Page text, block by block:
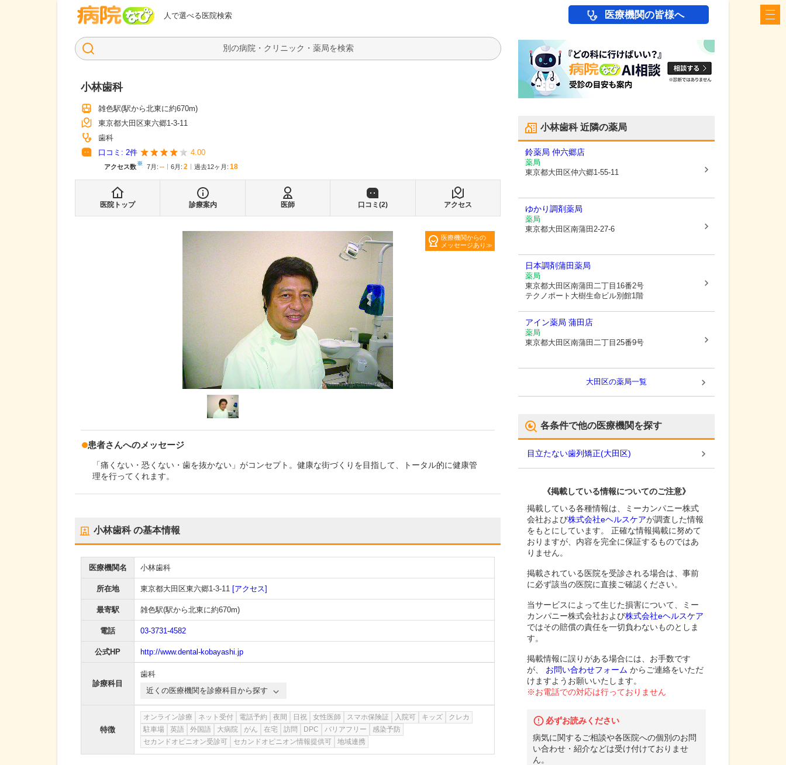
人で選べる医院検索
病院なび 医療機関の皆様へ
検索
小林歯科
雑色駅(駅から北東に約670m)
東京都大田区東六郷1-3-11
歯科
口コミ: 2件 4.00
アクセス数※ 7月 : -- 6月 : 2 過去12ヶ月: 18
医院トップ 診療案内 医師 口コミ(2) アクセス
医療機関からの
メッセージあり
患者さんへのメッセージ
「痛くない・恐くない・歯を抜かない」がコンセプト。健康な街づくりを目指して、トータル的に健康管
理を行ってくれます。
小林歯科の基本情報
医療機関名 小林歯科
所在地 東京都大田区東六郷1-3-11 [アクセス]
最寄駅 雑色駅(駅から北東に約670m)
電話 03-3731-4582
公式HP http://www.dental-kobayashi.jp
診療科目
歯科
近くの医療機関を診療科目から探す
特徴
オンライン診療 ネット受付 電話予約 夜間 日祝 女性医師 スマホ保険証 入院可 キッズ
クレカ
駐車場
英語 外国語 大病院 がん 在宅 訪問 DPC バリアフリー
感染予防
セカンドオピニオン受診可
セカンドオピニオン情報提供可 地域連携
小林歯科近隣の薬局
鈴薬局 仲六郷店
薬局
東京都大田区仲六郷1-55-11
ゆかり調剤薬局
薬局
東京都大田区南蒲田2-27-6
日本調剤蒲田薬局
薬局
東京都大田区南蒲田二丁目16番2号
テクノポート大樹生命ビル別館1階
アイン薬局 蒲田店
薬局
東京都大田区南蒲田二丁目25番9号
大田区の薬局一覧
各条件で他の医療機関を探す
目立たない歯列矯正(大田区)
《掲載している情報についてのご注意》
掲載している各種情報は、ミーカンパニー株式
会社および株式会社eヘルスケアが調査した情報
をもとにしています。 正確な情報掲載に努めて
おりますが、内容を完全に保証するものではあ
りません。
掲載されている医院を受診される場合は、事前
に必ず該当の医院に直接ご確認ください。
当サービスによって生じた損害について、ミー
カンパニー株式会社および株式会社eヘルスケア
ではその賠償の責任を一切負わないものとしま
す。
掲載情報に誤りがある場合には、お手数です
が、
お問い合わせフォーム からご連絡をいただ
けますようお願いいたします。
※お電話での対応は行っておりません
必ずお読みください
病気に関するご相談や各医院への個別のお問
い合わせ・紹介などは受け付けておりませ
ん。